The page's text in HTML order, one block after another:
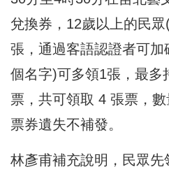
兌換券，12歲以上的民
張，通過客語認證者可
個名字)可多領1張，最多
票，共可領取 4 張票，數
票券遺失不補發。
林彥甫補充說明，民眾